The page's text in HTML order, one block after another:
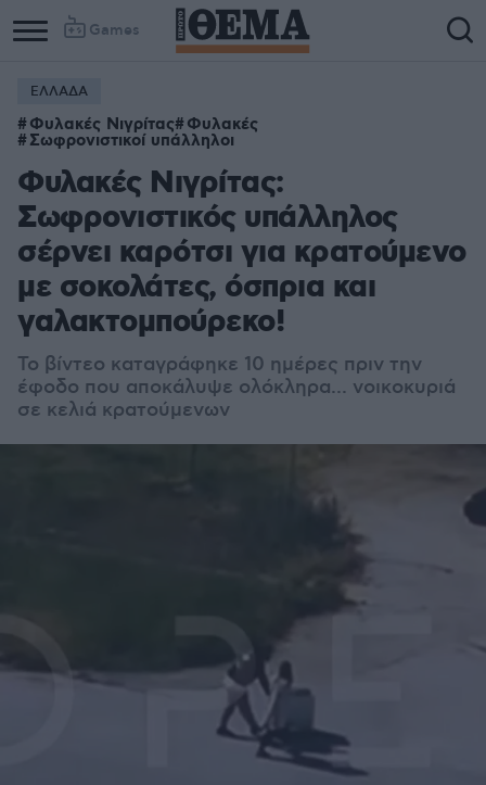
Games
ΕΛΛΑΔΑ
Φυλακές Νιγρίτας Φυλακές
Σωφρονιστικοί υπάλληλοι
Φυλακές Νιγρίτας:
Σωφρονιστικός υπάλληλος
σέρνει καρότσι για κρατούμενο
με σοκολάτες, όσπρια και
γαλακτομπούρεκο!
Το βίντεο καταγράφηκε 10 ημέρες πριν την
έφοδο που αποκάλυψε ολόκληρα... νοικοκυριά
σε κελιά κρατούμενων